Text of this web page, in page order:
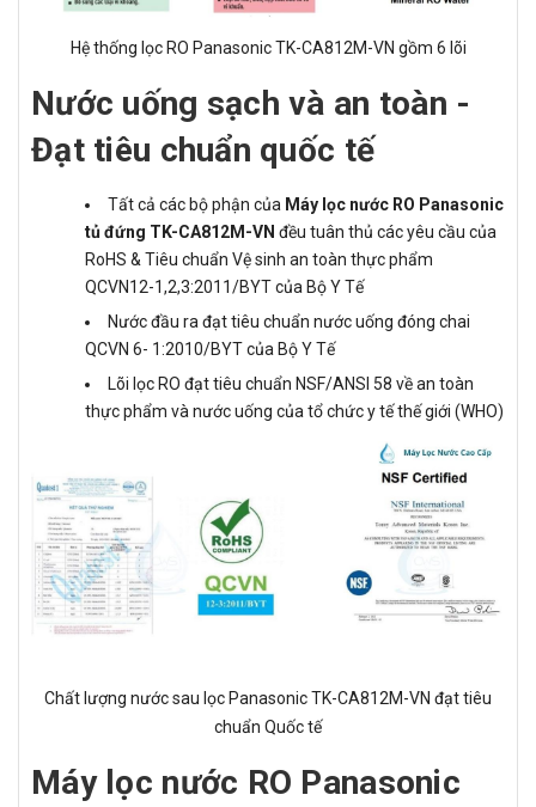
Hệ thống lọc RO Panasonic TK-CA812M-VN gồm 6 lõi
Nước uống sạch và an toàn -
Đạt tiêu chuẩn quốc tế
Tất cả các bộ phận của Máy lọc nước RO Panasonic
tủ đứng TK-CA812M-VN đều tuân thủ các yêu cầu của
RoHS & Tiêu chuẩn Vệ sinh an toàn thực phẩm
QCVN12-1,2,3:2011/BYT của Bộ Y Tế
Nước đầu ra đạt tiêu chuẩn nước uống đóng chai
QCVN 6- 1:2010/BYT của Bộ Y Tế
Lõi lọc RO đạt tiêu chuẩn NSF/ANSI 58 về an toàn
thực phẩm và nước uống của tổ chức y tế thế giới (WHO)
Chất lượng nước sau lọc Panasonic TK-CA812M-VN đạt tiêu
chuẩn Quốc tế
Máy lọc nước RO Panasonic